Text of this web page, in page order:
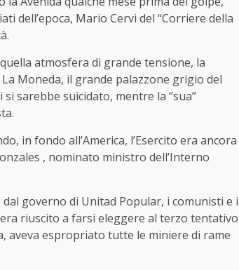
dell’epoca, Mario Cervi del “Corriere della
atmosfera di grande tensione, la
Moneda, il grande palazzone grigio del
sarebbe suicidato, mentre la “sua”
in fondo all’America, l’Esercito era ancora
, nominato ministro dell’Interno
governo di Unitad Popular, i comunisti e i
riuscito a farsi eleggere al terzo tentativo
aveva espropriato tutte le miniere di rame